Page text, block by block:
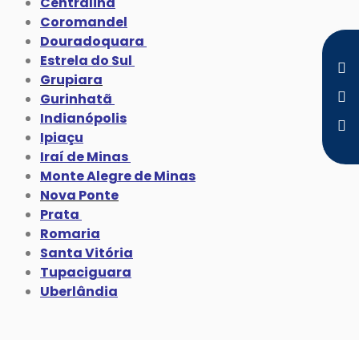
Coromandel
Douradoquara
Estrela do Sul
Grupiara
Gurinhatã
Indianópolis
Ipiaçu
Iraí de Minas
Monte Alegre de Minas
Nova Ponte
Prata
Romaria
Santa Vitória
Tupaciguara
Uberlândia